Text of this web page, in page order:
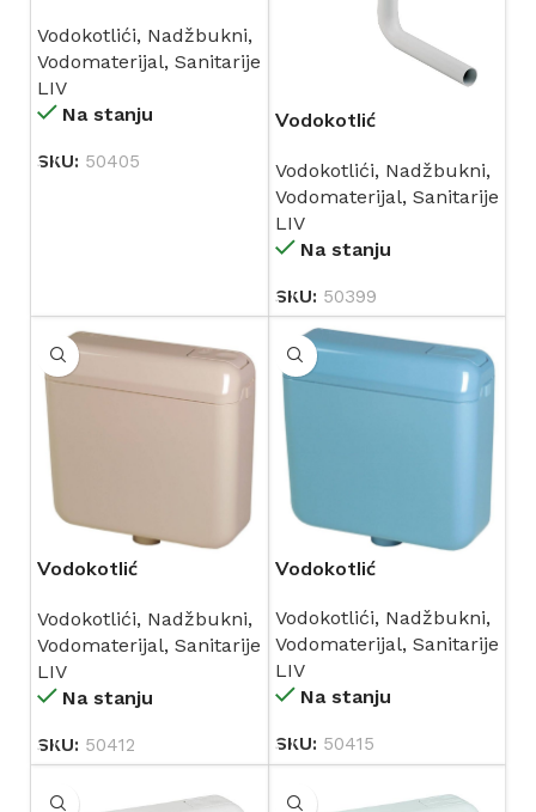
PLUS bijeli (667148) LIV
Vodokotlići, Nadžbukni,
Vodomaterijal, Sanitarije
LIV
Na stanju
SKU: 50405
Vodokotlić
bijeli (635242) LIV
Vodokotlići, Nadžbukni,
Vodomaterijal, Sanitarije
LIV
Na stanju
SKU: 50399
Vodokotlić
LAGUNA BAHAMA bež
(196563) LIV
Vodokotlići, Nadžbukni,
Vodomaterijal, Sanitarije
LIV
Na stanju
SKU: 50412
Vodokotlić
LAGUNA BERMUDA
plavi (196691) LIV
Vodokotlići, Nadžbukni,
Vodomaterijal, Sanitarije
LIV
Na stanju
SKU: 50415